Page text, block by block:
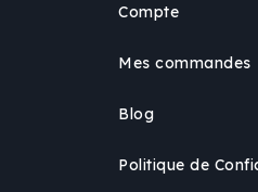
Compte
Mes commandes
Blog
Politique de